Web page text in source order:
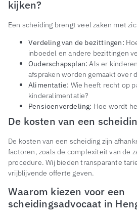
kijken?
Een scheiding brengt veel zaken met
Verdeling van de bezittingen:
inboedel en andere bezittingen
Ouderschapsplan: Als er
afspraken worden gemaakt over
Alimentatie: Wie heeft recht op
kinderalimentatie?
Pensioenverdeling: Hoe wordt
De kosten van een
De kosten van een scheiding zijn
factoren, zoals de complexiteit van de
procedure. Wij bieden transparante
vrijblijvende offerte geven.
Waarom kiezen voor een
scheidingsadvocaat in